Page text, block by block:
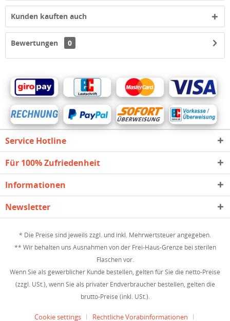
Kunden kauften auch
Bewertungen 0
Service Hotline
Für 100% Zufriedenheit
Informationen
Newsletter
* Die Preise sind jeweils zzgl. und inkl. Mehrwertsteuer angegeben.
** Wir behalten uns Ausnahmen von der Frei-Haus-Grenze bei sterilen
Flaschen vor.
Wenn Sie als gewerblicher Kunde bestellen, gelten für Sie die netto-Preise
(zzgl. USt.), wenn Sie als privater Endverbraucher bestellen, gelten die
brutto-Preise (inkl. USt.).
Cookie settings Rechtliche Vorabinformationen